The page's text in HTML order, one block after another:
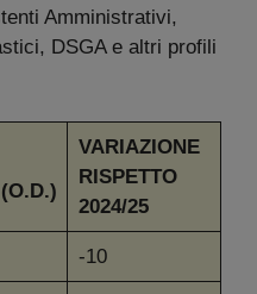
Amministrativi,
DSGA e altri profili
VARIAZIONE
RISPETTO
2024/25
-10